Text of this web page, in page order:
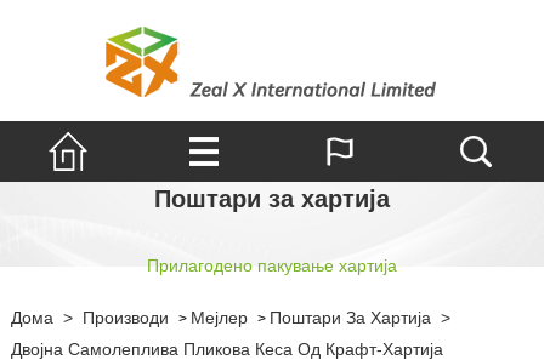
Поштари за хартија
Прилагодено пакување хартија
Дома > Производи > Мејлер > Поштари За Хартија >
Двојна Самолеплива Пликова Кеса Од Крафт-Хартија